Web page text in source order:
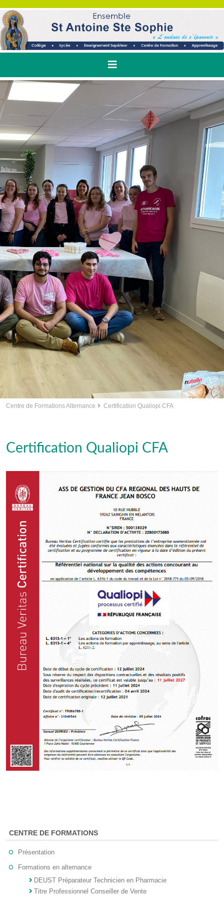
Centre de Formations Alternance Certification Qualiopi CFA
Certification Qualiopi CFA
CENTRE DE FORMATIONS
Présentation
Formations en alternance
DEUST Préparateur Technicien en Pharmacie
Titre Professionnel Conseiller de Vente